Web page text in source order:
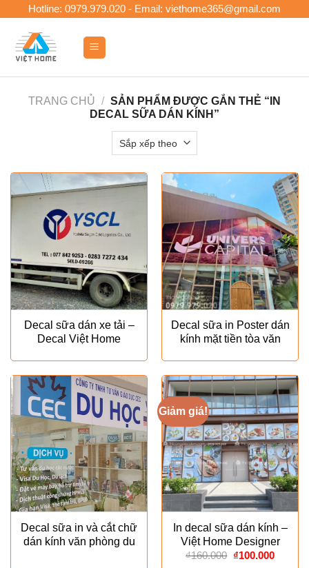
content
Hotline: 0979.979.020 - Email: viethome365@gmail.com
TRANG CHỦ / SẢN PHẨM ĐƯỢC GẮN THẺ “IN
DECAL SỮA DÁN KÍNH”
Decal sữa dán xe tải –
Decal Việt Home
Decal sữa in Poster dán
kính mặt tiền tòa văn
Decal sữa in và cắt chữ
dán kính văn phòng du
Giảm giá!
In decal sữa dán kính –
Việt Home Designer
₫160.000 Giá
₫100.000Giá